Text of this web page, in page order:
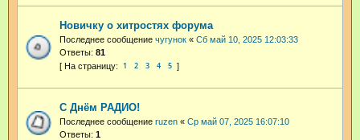
Новичку о хитростях форума
Последнее сообщение чугунок « Сб май 10, 2025 12:03:33
Ответы: 81
1 2 3 4 5
С Днём РАДИО!
Последнее сообщение ruzen « Ср май 07, 2025 16:07:10
Ответы: 1